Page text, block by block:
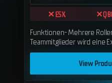
ESX
Funktionen- Mehrere
Teammitglieder wird eine
View